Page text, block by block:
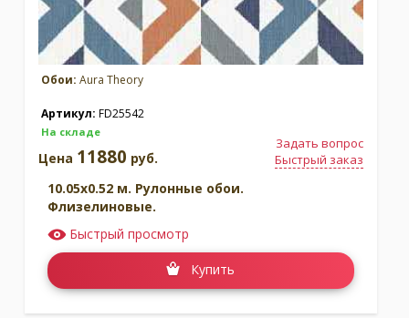
Обои: Aura Theory
Артикул: FD25542
На складе
Задать вопрос
Быстрый заказ
Цена 11880 руб.
10.05x0.52 м. Рулонные обои.
Флизелиновые.
Быстрый просмотр
Купить